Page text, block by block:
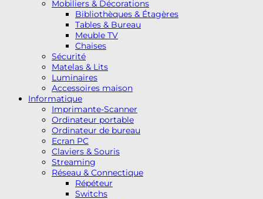
Mobiliers & Décorations
Bibliothèques & Étagères
Tables & Bureau
Meuble TV
Chaises
Sécurité
Matelas & Lits
Luminaires
Accessoires maison
Informatique
Imprimante-Scanner
Ordinateur portable
Ordinateur de bureau
Ecran PC
Claviers & Souris
Streaming
Réseau & Connectique
Répéteur
Switchs